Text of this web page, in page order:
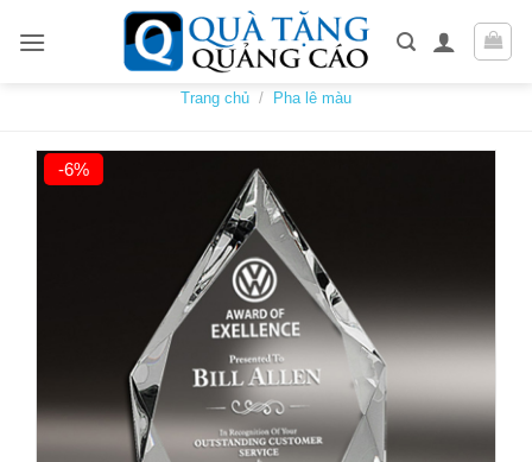
Trang chủ / Pha lê màu
-6%